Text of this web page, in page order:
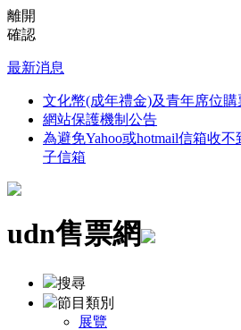
離開
確認
最新消息
文化幣(成年禮金)及青年席位購
網站保護機制公告
為避免Yahoo或hotmail信箱收
子信箱
udn售票網
搜尋
節目類別
展覽